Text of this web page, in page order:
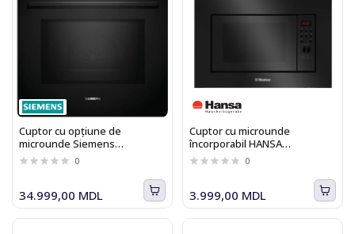
Cuptor cu opțiune de
microunde Siemens
HM736G1B1 iQ700
0
34.999,00 MDL
Cuptor cu microunde
încorporabil HANSA
AMGB20E2GB
0
3.999,00 MDL